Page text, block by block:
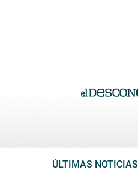
ÚLTIMAS NOTICIAS